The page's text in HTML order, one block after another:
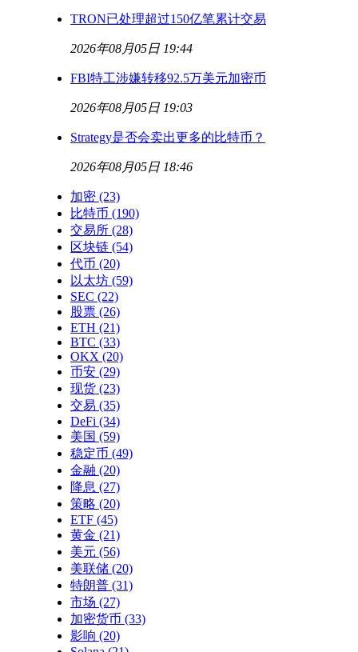
TRON已处理超过150亿笔累计交易
2026年08月05日 19:44
FBI特工涉嫌转移92.5万美元加密币
2026年08月05日 19:03
Strategy是否会卖出更多的比特币？
2026年08月05日 18:46
加密 (23)
比特币 (190)
交易所 (28)
区块链 (54)
代币 (20)
以太坊 (59)
SEC (22)
股票 (26)
ETH (21)
BTC (33)
OKX (20)
币安 (29)
现货 (23)
交易 (35)
DeFi (34)
美国 (59)
稳定币 (49)
金融 (20)
降息 (27)
策略 (20)
ETF (45)
黄金 (21)
美元 (56)
美联储 (20)
特朗普 (31)
市场 (27)
加密货币 (33)
影响 (20)